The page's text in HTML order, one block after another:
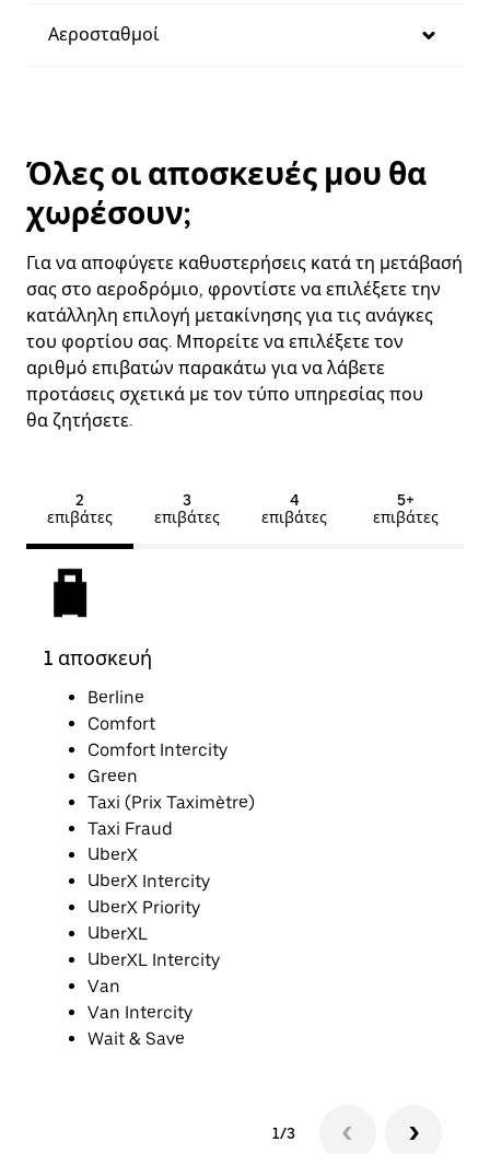
Αεροσταθμοί
Όλες οι αποσκευές μου θα
χωρέσουν;
Για να αποφύγετε καθυστερήσεις κατά τη μετάβασή
σας στο αεροδρόμιο, φροντίστε να επιλέξετε την
κατάλληλη επιλογή μετακίνησης για τις ανάγκες
του φορτίου σας. Μπορείτε να επιλέξετε τον
αριθμό επιβατών παρακάτω για να λάβετε
προτάσεις σχετικά με τον τύπο υπηρεσίας που
θα ζητήσετε.
2
επιβάτες
3
επιβάτες
4
επιβάτες
5+
επιβάτες
1 αποσκευή
Berline
Comfort
Comfort Intercity
Green
Taxi (Prix Taximètre)
Taxi Fraud
UberX
UberX Intercity
UberX Priority
UberXL
UberXL Intercity
Van
Van Intercity
Wait & Save
1/3